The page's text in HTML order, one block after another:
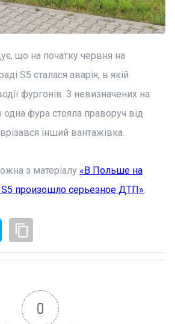
що на початку червня на
S5 сталася аварія, в якій
фургонів. З невизначених на
фура стояла праворуч від
інший вантажівка.
з матеріалу «В Польше на
S5 произошло серьезное ДТП».
0